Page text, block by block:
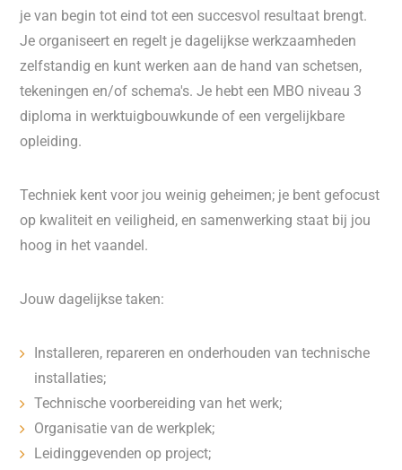
je van begin tot eind tot een succesvol resultaat brengt.
Je organiseert en regelt je dagelijkse werkzaamheden
zelfstandig en kunt werken aan de hand van schetsen,
tekeningen en/of schema's. Je hebt een MBO niveau 3
diploma in werktuigbouwkunde of een vergelijkbare
opleiding.
Techniek kent voor jou weinig geheimen; je bent gefocust
op kwaliteit en veiligheid, en samenwerking staat bij jou
hoog in het vaandel.
Jouw dagelijkse taken:
Installeren, repareren en onderhouden van technische
installaties;
Technische voorbereiding van het werk;
Organisatie van de werkplek;
Leidinggevenden op project;